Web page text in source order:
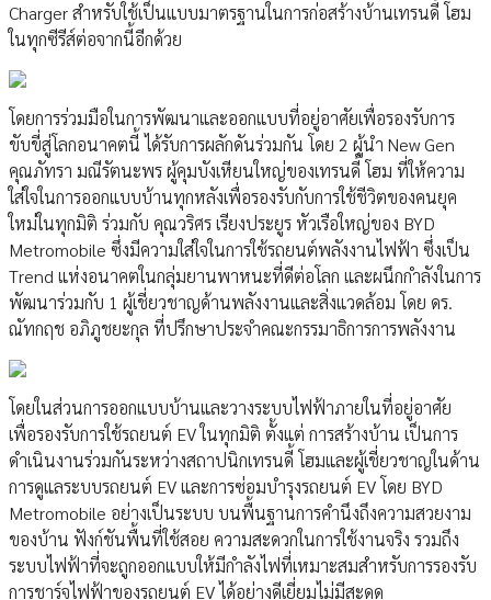
Charger สำหรับใช้เป็นแบบมาตรฐานในการก่อสร้างบ้านเทรนดี้ โฮม
ในทุกซีรีส์ต่อจากนี้อีกด้วย
โดยการร่วมมือในการพัฒนาและออกแบบที่อยู่อาศัยเพื่อรองรับการ
ขับขี่สู่โลกอนาคตนี้ ได้รับการผลักดันร่วมกัน โดย 2 ผู้นำ New Gen
คุณภัทรา มณีรัตนะพร ผู้คุมบังเหียนใหญ่ของเทรนดี้ โฮม ที่ให้ความ
ใส่ใจในการออกแบบบ้านทุกหลังเพื่อรองรับกับการใช้ชีวิตของคนยุค
ใหม่ในทุกมิติ ร่วมกับ คุณวริศร เรียงประยูร หัวเรือใหญ่ของ BYD
Metromobile ซึ่งมีความใส่ใจในการใช้รถยนต์พลังงานไฟฟ้า ซึ่งเป็น
Trend แห่งอนาคตในกลุ่มยานพาหนะที่ดีต่อโลก และผนึกกำลังในการ
พัฒนาร่วมกับ 1 ผู้เชี่ยวชาญด้านพลังงานและสิ่งแวดล้อม โดย ดร.
ณัทกฤช อภิภูชยะกุล ที่ปรึกษาประจำคณะกรรมาธิการการพลังงาน
โดยในส่วนการออกแบบบ้านและวางระบบไฟฟ้าภายในที่อยู่อาศัย
เพื่อรองรับการใช้รถยนต์ EV ในทุกมิติ ตั้งแต่ การสร้างบ้าน เป็นการ
ดำเนินงานร่วมกันระหว่างสถาปนิกเทรนดี้ โฮมและผู้เชี่ยวชาญในด้าน
การดูแลระบบรถยนต์ EV และการซ่อมบำรุงรถยนต์ EV โดย BYD
Metromobile อย่างเป็นระบบ บนพื้นฐานการคำนึงถึงความสวยงาม
ของบ้าน ฟังก์ชันพื้นที่ใช้สอย ความสะดวกในการใช้งานจริง รวมถึง
ระบบไฟฟ้าที่จะถูกออกแบบให้มีกำลังไฟที่เหมาะสมสำหรับการรองรับ
การชาร์จไฟฟ้าของรถยนต์ EV ได้อย่างดีเยี่ยมไม่มีสะดุด